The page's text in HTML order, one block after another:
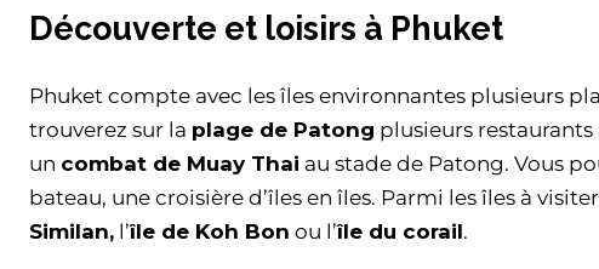
Découverte et loisirs à Phuket
Phuket compte avec les îles environnantes plusieurs
trouverez sur la plage de Patong plusieurs restaurants
un combat de Muay Thai au stade de Patong. Vous
bateau, une croisière d’îles en îles. Parmi les îles à
Similan, l’île de Koh Bon ou l’île du corail.